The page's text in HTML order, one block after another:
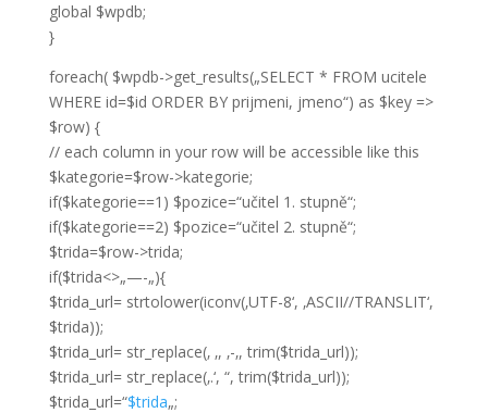
global $wpdb;
}
foreach( $wpdb->get_results(„SELECT * FROM ucitele
WHERE id=$id ORDER BY prijmeni, jmeno“) as $key =>
$row) {
// each column in your row will be accessible like this
$kategorie=$row->kategorie;
if($kategorie==1) $pozice=“učitel 1. stupně“;
if($kategorie==2) $pozice=“učitel 2. stupně“;
$trida=$row->trida;
if($trida<>„—-„){
$trida_url= strtolower(iconv(‚UTF-8‘, ‚ASCII//TRANSLIT‘,
$trida));
$trida_url= str_replace(‚ ‚, ‚-‚, trim($trida_url));
$trida_url= str_replace(‚.‘, “, trim($trida_url));
$trida_url=“$trida„;